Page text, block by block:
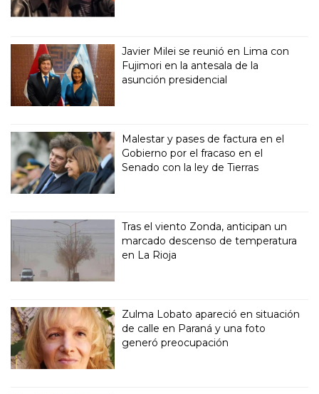
Javier Milei se reunió en Lima con
Fujimori en la antesala de la
asunción presidencial
Malestar y pases de factura en el
Gobierno por el fracaso en el
Senado con la ley de Tierras
Tras el viento Zonda, anticipan un
marcado descenso de temperatura
en La Rioja
Zulma Lobato apareció en situación
de calle en Paraná y una foto
generó preocupación